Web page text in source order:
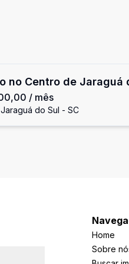
no Centro de Jaraguá
/ mês
do Sul - SC
Home
Sobre